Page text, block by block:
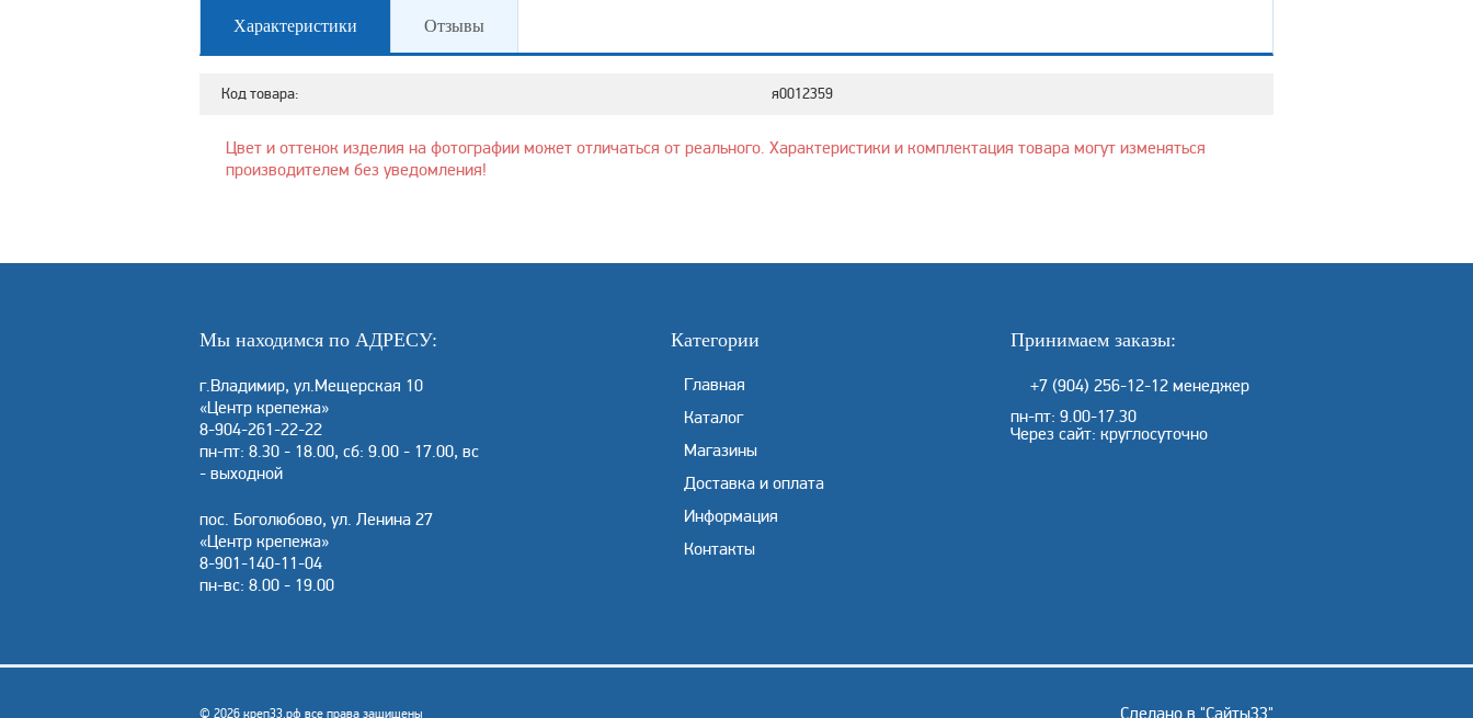
Характеристики Отзывы
Код товара: я0012359
Цвет и оттенок изделия на фотографии может отличаться от реального. Характеристики и комплектация товара могут изменяться
производителем без уведомления!
Мы находимся по АДРЕСУ:
г.Владимир, ул.Мещерская 10
«Центр крепежа»
8-904-261-22-22
пн-пт: 8.30 - 18.00, сб: 9.00 - 17.00, вс
- выходной
пос. Боголюбово, ул. Ленина 27
«Центр крепежа»
8-901-140-11-04
пн-вс: 8.00 - 19.00
Категории
Главная
Каталог
Магазины
Доставка и оплата
Информация
Контакты
Принимаем заказы:
+7 (904) 256-12-12 менеджер
пн-пт: 9.00-17.30
Через сайт: круглосуточно
© 2026 креп33.рф все права защищены Сделано в "Сайты33"